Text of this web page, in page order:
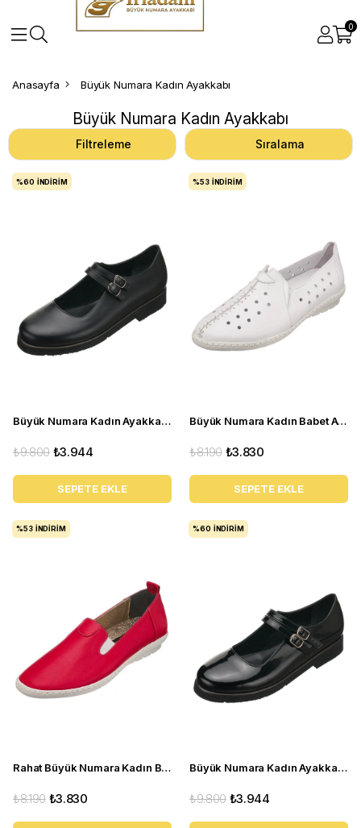
0
Anasayfa Büyük Numara Kadın Ayakkabı
Büyük Numara Kadın Ayakkabı
Filtreleme Sıralama
Büyük Numara Kadın Ayakkabı Babet MYG0403 siyah D
₺3.944
₺9.800
SEPETE EKLE
%60 İNDIRIM
Büyük Numara Kadın Babet Ayakkabı PR 2211 Beyaz
₺3.830
₺8.190
SEPETE EKLE
%53 İNDIRIM
Rahat Büyük Numara Kadın Babet Ayakkabı PR 4411 Kırmızı
₺3.830
₺8.190
%53 İNDIRIM
Büyük Numara Kadın Ayakkabı Babet MYG0403 siyah R
₺3.944
₺9.800
%60 İNDIRIM